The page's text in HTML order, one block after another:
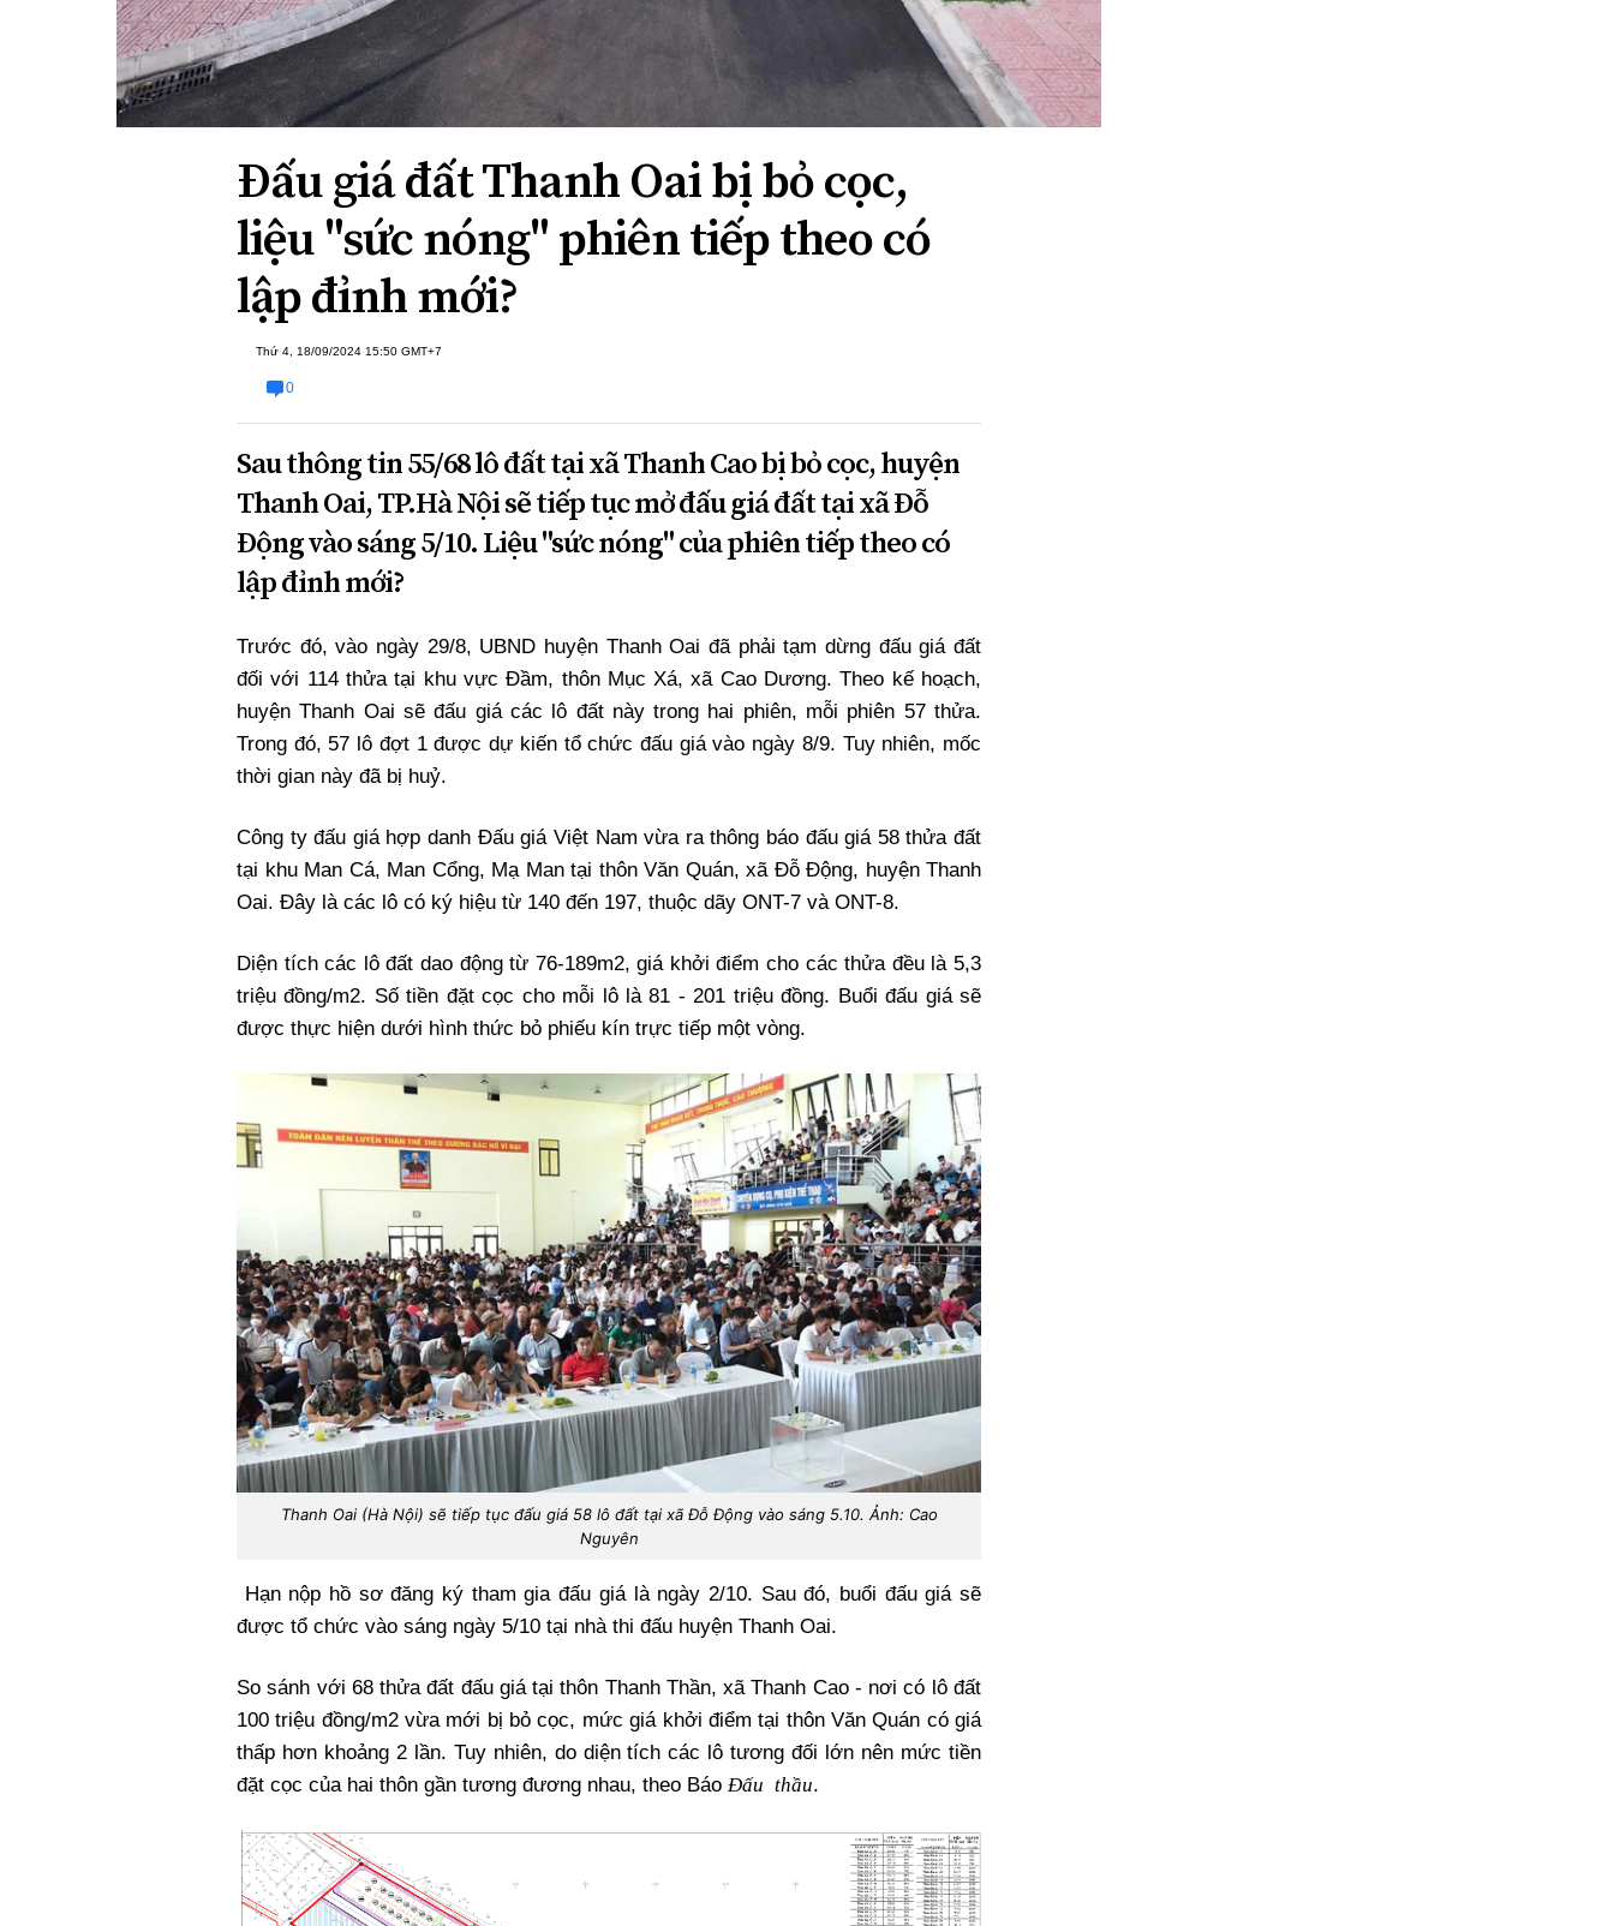
Xi nhan Trái Phải
Bạn đọc viết
Đấu giá đất Thanh Oai bị bỏ cọc,
liệu "sức nóng" phiên tiếp theo có
lập đỉnh mới?
Thứ 4, 18/09/2024 15:50 GMT+7
0
Sau thông tin 55/68 lô đất tại xã Thanh Cao bị bỏ cọc, huyện
Thanh Oai, TP.Hà Nội sẽ tiếp tục mở đấu giá đất tại xã Đỗ
Động vào sáng 5/10. Liệu "sức nóng" của phiên tiếp theo có
lập đỉnh mới?
Trước đó, vào ngày 29/8, UBND huyện Thanh Oai đã phải tạm dừng đấu giá đất
đối với 114 thửa tại khu vực Đầm, thôn Mục Xá, xã Cao Dương. Theo kế hoạch,
huyện Thanh Oai sẽ đấu giá các lô đất này trong hai phiên, mỗi phiên 57 thửa.
Trong đó, 57 lô đợt 1 được dự kiến tổ chức đấu giá vào ngày 8/9. Tuy nhiên, mốc
thời gian này đã bị huỷ.
Công ty đấu giá hợp danh Đấu giá Việt Nam vừa ra thông báo đấu giá 58 thửa đất
tại khu Man Cá, Man Cổng, Mạ Man tại thôn Văn Quán, xã Đỗ Động, huyện Thanh
Oai. Đây là các lô có ký hiệu từ 140 đến 197, thuộc dãy ONT-7 và ONT-8.
Diện tích các lô đất dao động từ 76-189m2, giá khởi điểm cho các thửa đều là 5,3
triệu đồng/m2. Số tiền đặt cọc cho mỗi lô là 81 - 201 triệu đồng. Buổi đấu giá sẽ
được thực hiện dưới hình thức bỏ phiếu kín trực tiếp một vòng.
Thanh Oai (Hà Nội) sẽ tiếp tục đấu giá 58 lô đất tại xã Đỗ Động vào sáng 5.10. Ảnh: Cao
Nguyên
Hạn nộp hồ sơ đăng ký tham gia đấu giá là ngày 2/10. Sau đó, buổi đấu giá sẽ
được tổ chức vào sáng ngày 5/10 tại nhà thi đấu huyện Thanh Oai.
So sánh với 68 thửa đất đấu giá tại thôn Thanh Thần, xã Thanh Cao - nơi có lô đất
100 triệu đồng/m2 vừa mới bị bỏ cọc, mức giá khởi điểm tại thôn Văn Quán có giá
thấp hơn khoảng 2 lần. Tuy nhiên, do diện tích các lô tương đối lớn nên mức tiền
đặt cọc của hai thôn gần tương đương nhau, theo Báo Đấu thầu.